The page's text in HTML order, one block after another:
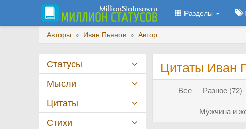
Разделы
Авторы » Иван Пьянов » Автор
Цитаты Иван
Все Разное (72)
Мужчина и
Статусы
Мысли
Цитаты
Стихи